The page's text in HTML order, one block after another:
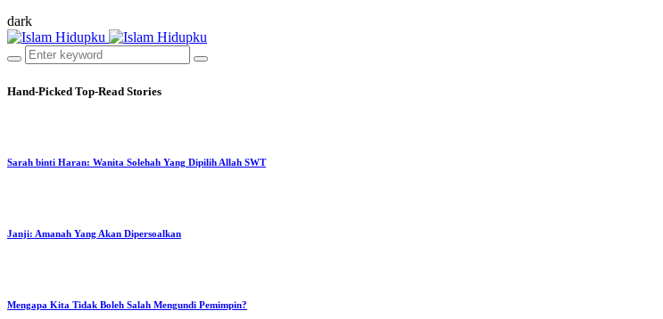
dark
Hand-Picked Top-Read Stories
Sarah binti Haran: Wanita Solehah Yang Dipilih Allah SWT
Janji: Amanah Yang Akan Dipersoalkan
Mengapa Kita Tidak Boleh Salah Mengundi Pemimpin?